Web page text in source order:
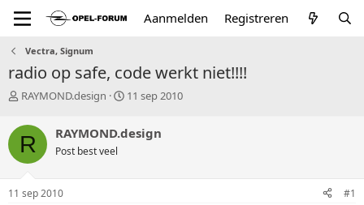
Aanmelden Registreren
Vectra, Signum
radio op safe, code werkt niet!!!!
T
p
i
c
s
a
RAYMOND.design
S
r
a
11 sep 2010
R RAYMOND.design
Post best veel
11 sep 2010 #1